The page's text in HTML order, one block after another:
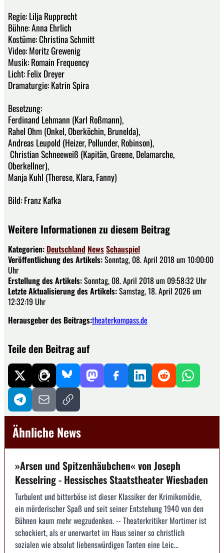
Regie: Lilja Rupprecht
Bühne: Anna Ehrlich
Kostüme: Christina Schmitt
Video: Moritz Grewenig
Musik: Romain Frequency
Licht: Felix Dreyer
Dramaturgie: Katrin Spira
Besetzung:
Ferdinand Lehmann (Karl Roßmann),
Rahel Ohm (Onkel, Oberköchin, Brunelda),
Andreas Leupold (Heizer, Pollunder, Robinson),
Christian Schneeweiß (Kapitän, Greene, Delamarche,
Oberkellner),
Manja Kuhl (Therese, Klara, Fanny)
Bild: Franz Kafka
Weitere Informationen zu diesem Beitrag
Kategorien: Deutschland NewsSchauspiel
Veröffentlichung des Artikels:Sonntag, 08. April 2018 um 10:00:00
Uhr
Erstellung des Artikels:Sonntag, 08. April 2018 um 09:58:32 Uhr
Letzte Aktualisierung des Artikels:Samstag, 18. April 2026 um
12:32:19 Uhr
Herausgeber des Beitrags:theaterkompass.de
Teile den Beitrag auf
Ähnliche News
»Arsen und Spitzenhäubchen« von Joseph
Kesselring - Hessisches Staatstheater Wiesbaden
Turbulent und bitterböse ist dieser Klassiker der Krimikomödie,
ein mörderischer Spaß und seit seiner Entstehung 1940 von den
Bühnen kaum mehr wegzudenken. -- Theaterkritiker Mortimer ist
schockiert, als er unerwartet im Haus seiner so christlich
sozialen wie absolut liebenswürdigen Tanten eine Leic...